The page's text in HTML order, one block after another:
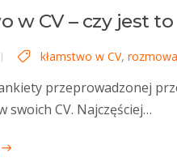
w CV – czy jest
kłamstwo w CV,
przeprowadzonej
swoich CV. Najczęściej…